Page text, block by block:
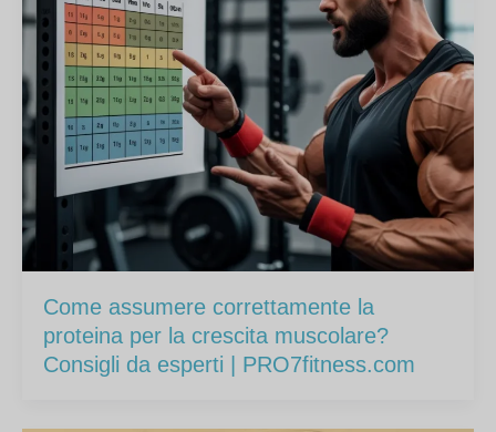
Come assumere correttamente la
proteina per la crescita muscolare?
Consigli da esperti | PRO7fitness.com